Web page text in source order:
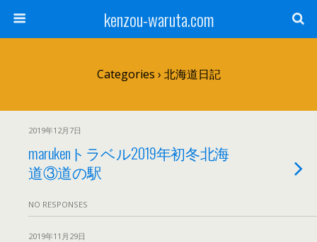
kenzou-waruta.com
Categories › 北海道日記
2019年12月7日
marukenトラベル2019年初冬北海
道③道の駅
NO RESPONSES
2019年11月29日